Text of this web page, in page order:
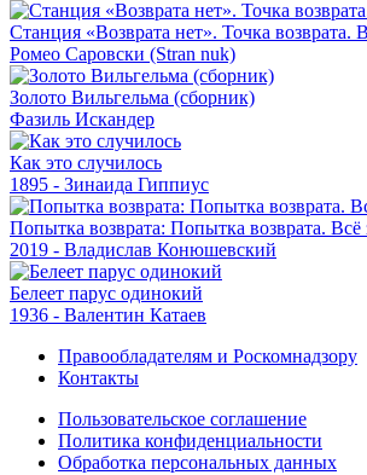
Станция «Возврата нет». Точка
Ромео Саровски (Stran nuk)
Золото Вильгельма (сборник)
Фазиль Искандер
Как это случилось
1895 - Зинаида Гиппиус
Попытка возврата: Попытка возврата.
2019 - Владислав Конюшевский
Белеет парус одинокий
1936 - Валентин Катаев
Правообладателям и Роскомнадзору
Контакты
Пользовательское соглашение
Политика конфиденциальности
Обработка персональных данных